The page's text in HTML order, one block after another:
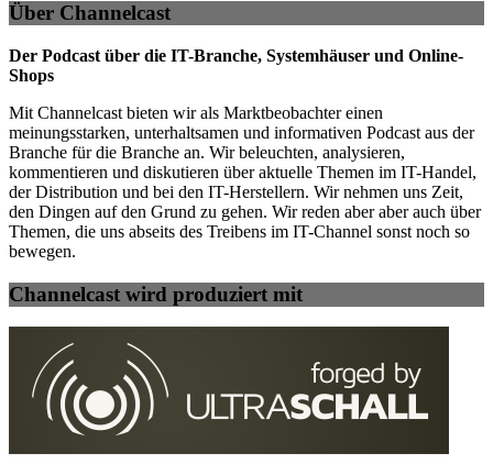
Über Channelcast
Der Podcast über die IT-Branche, Systemhäuser und Online-
Shops
Mit Channelcast bieten wir als Marktbeobachter einen
meinungsstarken, unterhaltsamen und informativen Podcast aus der
Branche für die Branche an. Wir beleuchten, analysieren,
kommentieren und diskutieren über aktuelle Themen im IT-Handel,
der Distribution und bei den IT-Herstellern. Wir nehmen uns Zeit,
den Dingen auf den Grund zu gehen. Wir reden aber aber auch über
Themen, die uns abseits des Treibens im IT-Channel sonst noch so
bewegen.
Channelcast wird produziert mit